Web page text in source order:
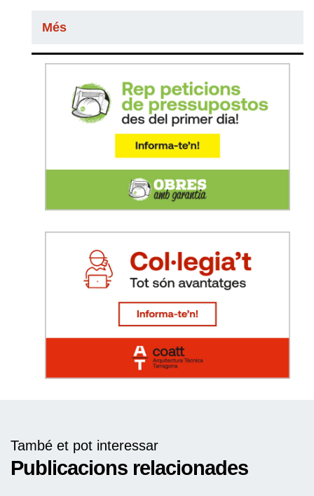
Més
També et pot interessar
Publicacions relacionades